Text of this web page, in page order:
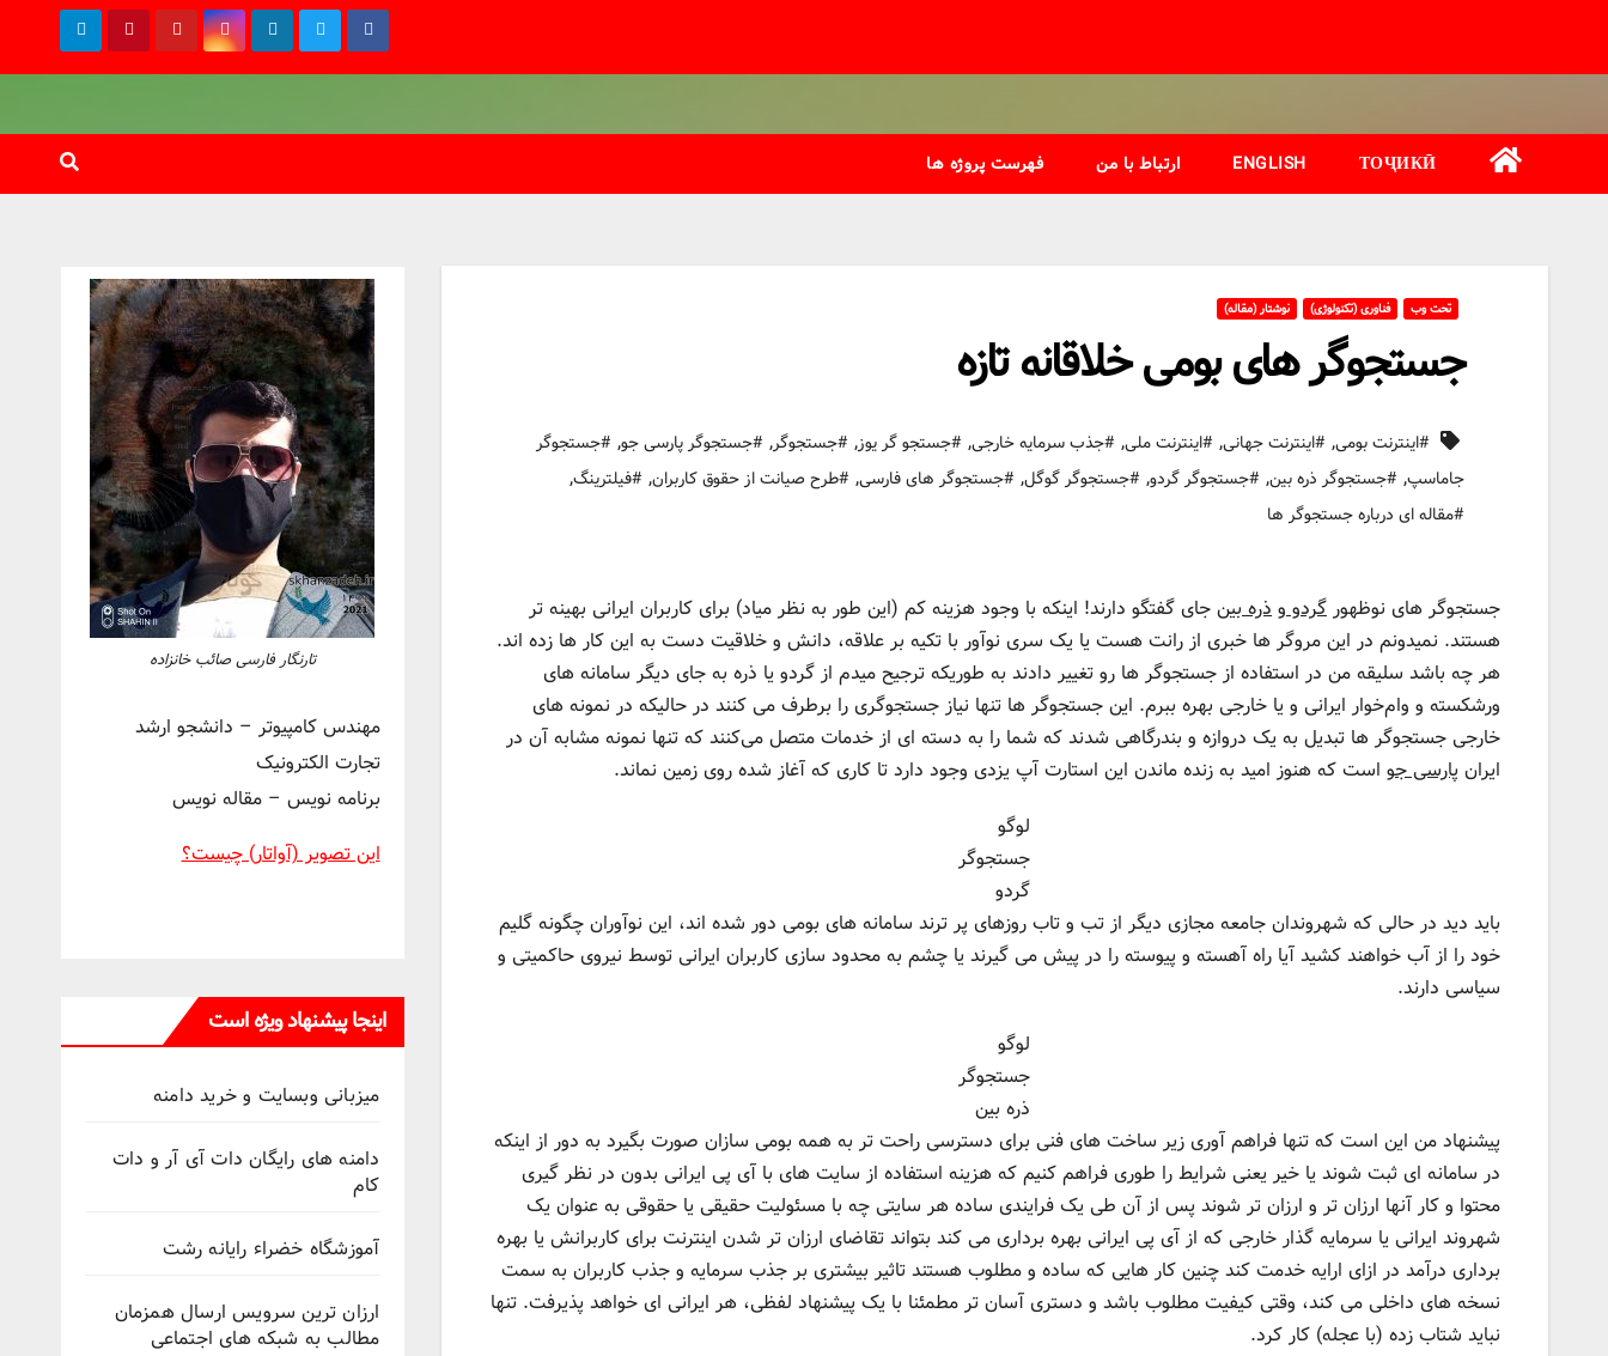
ТОҶИКӢ
ENGLISH ارتباط با من فهرست پروژه ها
تحت وب فناوری (تکنولوژی) نوشتار (مقاله)
جستجوگر های بومی خلاقانه تازه
#اینترنت بومی, #اینترنت جهانی, #اینترنت ملی, #جذب سرمایه خارجی, #جستجو گر یوز, #جستجوگر, #جستجوگر پارسی جو, #جستجوگر
جاماسپ, #جستجوگر ذره بین, #جستجوگر گردو, #جستجوگر گوگل, #جستجوگر های فارسی, #طرح صیانت از حقوق کاربران, #فیلترینگ,
#مقاله ای درباره جستجوگر ها
جستجوگر های نوظهورگردووذره بینجای گفتگو دارند! اینکه با وجود هزینه کم (این طور به نظر میاد) برای کاربران ایرانی بهینه تر
هستند. نمیدونم در این مروگر ها خبری از رانت هست یا یک سری نوآور با تکیه بر علاقه، دانش و خلاقیت دست به این کار ها زده اند.
هر چه باشد سلیقه من در استفاده از جستجوگر ها رو تغییر دادند به طوریکه ترجیح میدم از گردو یا ذره به جای دیگر سامانه های
ورشکسته و وام‌خوار ایرانی و یا خارجی بهره ببرم. این جستجوگر ها تنها نیاز جستجوگری را برطرف می کنند در حالیکه در نمونه های
خارجی جستجوگر ها تبدیل به یک دروازه و بندرگاهی شدند که شما را به دسته ای از خدمات متصل می‌کنند که تنها نمونه مشابه آن در
ایران پارسی جو است که هنوز امید به زنده ماندن این استارت آپ یزدی وجود دارد تا کاری که آغاز شده روی زمین نماند.
لوگو
جستجوگر
گردو
باید دید در حالی که شهروندان جامعه مجازی دیگر از تب و تاب روزهای پر ترند سامانه های بومی دور شده اند، این نوآوران چگونه گلیم
خود را از آب خواهند کشید آیا راه آهسته و پیوسته را در پیش می گیرند یا چشم به محدود سازی کاربران ایرانی توسط نیروی حاکمیتی و
سیاسی دارند.
لوگو
جستجوگر
ذره بین
پیشنهاد من این است که تنها فراهم آوری زیر ساخت های فنی برای دسترسی راحت تر به همه بومی سازان صورت بگیرد به دور از اینکه
در سامانه ای ثبت شوند یا خیر یعنی شرایط را طوری فراهم کنیم که هزینه استفاده از سایت های با آی پی ایرانی بدون در نظر گیری
محتوا و کار آنها ارزان تر و ارزان تر شوند پس از آن طی یک فرایندی ساده هر سایتی چه با مسئولیت حقیقی یا حقوقی به عنوان یک
شهروند ایرانی یا سرمایه گذار خارجی که از آی پی ایرانی بهره برداری می کند بتواند تقاضای ارزان تر شدن اینترنت برای کاربرانش یا بهره
برداری درآمد در ازای ارایه خدمت کند چنین کار هایی که ساده و مطلوب هستند تاثیر بیشتری بر جذب سرمایه و جذب کاربران به سمت
نسخه های داخلی می کند، وقتی کیفیت مطلوب باشد و دستری آسان تر مطمئنا با یک پیشنهاد لفظی، هر ایرانی ای خواهد پذیرفت. تنها
نباید شتاب زده (با عجله) کار کرد.
تارنگار فارسی صائب خانزاده
مهندس کامپیوتر – دانشجو ارشد
تجارت الکترونیک
برنامه نویس – مقاله نویس
این تصویر (آواتار) چیست؟
اینجا پیشنهاد ویژه است
میزبانی وبسایت و خرید دامنه
دامنه های رایگان دات آی آر و دات
کام
آموزشگاه خضراء رایانه رشت
ارزان ترین سرویس ارسال همزمان
مطالب به شبکه های اجتماعی